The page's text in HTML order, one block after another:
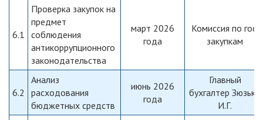
6.1
Проверка закупок на
предмет
соблюдения
антикоррупционного
законодательства
март 2026
года
Комиссия по гос.
закупкам
6.2
Анализ
расходования
бюджетных средств
июнь 2026
года
Главный
бухгалтер Зюзько
И.Г.